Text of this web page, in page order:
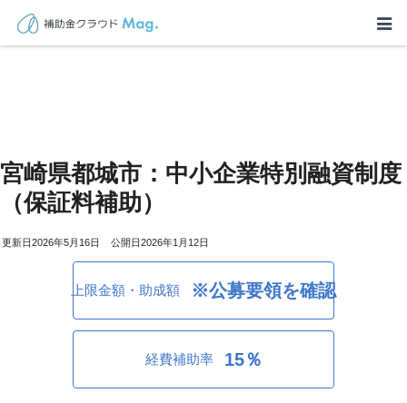
宮崎県都城市：中小企業特別融資制度
（保証料補助）
2026年5月16日 2026年1月12日
上限金額・助成額 ※公募要領を確認
経費補助率 15％